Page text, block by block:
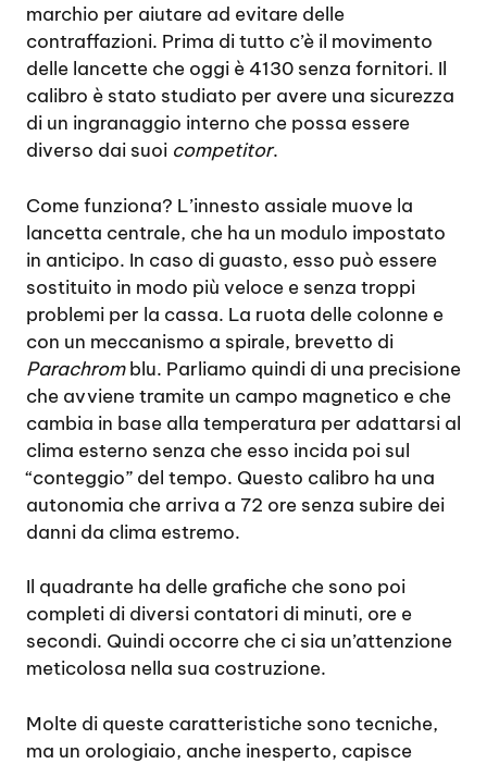
marchio per aiutare ad evitare delle
contraffazioni. Prima di tutto c’è il movimento
delle lancette che oggi è 4130 senza fornitori. Il
calibro è stato studiato per avere una sicurezza
di un ingranaggio interno che possa essere
diverso dai suoi competitor.
Come funziona? L’innesto assiale muove la
lancetta centrale, che ha un modulo impostato
in anticipo. In caso di guasto, esso può essere
sostituito in modo più veloce e senza troppi
problemi per la cassa. La ruota delle colonne e
con un meccanismo a spirale, brevetto di
Parachromblu. Parliamo quindi di una precisione
che avviene tramite un campo magnetico e che
cambia in base alla temperatura per adattarsi al
clima esterno senza che esso incida poi sul
“conteggio” del tempo. Questo calibro ha una
autonomia che arriva a 72 ore senza subire dei
danni da clima estremo.
Il quadrante ha delle grafiche che sono poi
completi di diversi contatori di minuti, ore e
secondi. Quindi occorre che ci sia un’attenzione
meticolosa nella sua costruzione.
Molte di queste caratteristiche sono tecniche,
ma un orologiaio, anche inesperto, capisce